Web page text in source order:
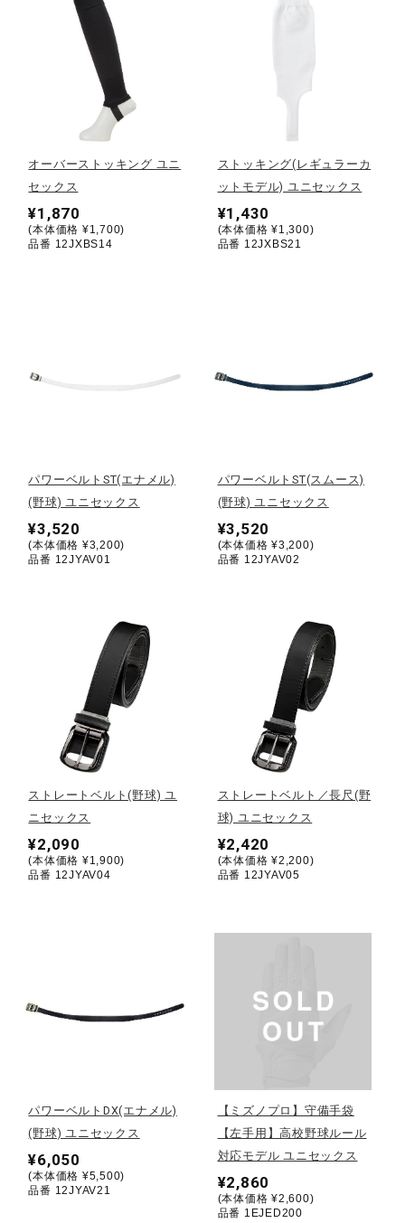
バレーボール
テニス／ソフトテニス
バドミントン
陸上競技
ウィンタースポーツ
ワーキング
ライフスタイルグッズ
インナー
寝具／ミズノスリープ
アウトドア／レイン
メディカル
コラボ／ライセンス
オーバーストッキング ユニ
セックス
¥1,870
(本体価格 ¥1,700)
品番 12JXBS14
ストッキング(レギュラーカ
ットモデル) ユニセックス
¥1,430
(本体価格 ¥1,300)
品番 12JXBS21
パワーベルトST(エナメル)
(野球) ユニセックス
¥3,520
(本体価格 ¥3,200)
品番 12JYAV01
パワーベルトST(スムース)
(野球) ユニセックス
¥3,520
(本体価格 ¥3,200)
品番 12JYAV02
ストレートベルト(野球) ユ
ニセックス
¥2,090
(本体価格 ¥1,900)
品番 12JYAV04
ストレートベルト／長尺(野
球) ユニセックス
¥2,420
(本体価格 ¥2,200)
品番 12JYAV05
パワーベルトDX(エナメル)
(野球) ユニセックス
¥6,050
(本体価格 ¥5,500)
品番 12JYAV21
【ミズノプロ】守備手袋
【左手用】高校野球ルール
対応モデル ユニセックス
¥2,860
(本体価格 ¥2,600)
品番 1EJED200